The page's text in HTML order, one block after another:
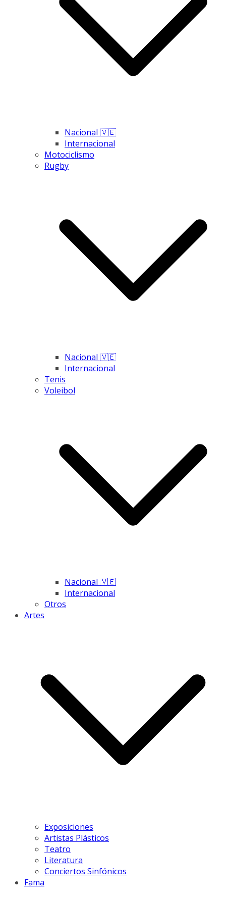
Nacional 🇻🇪
Internacional
Motociclismo
Rugby
Nacional 🇻🇪
Internacional
Tenis
Voleibol
Nacional 🇻🇪
Internacional
Otros
Artes
Exposiciones
Artistas Plásticos
Teatro
Literatura
Conciertos Sinfónicos
Fama